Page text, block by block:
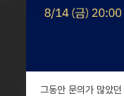
그동안 문의가 많았